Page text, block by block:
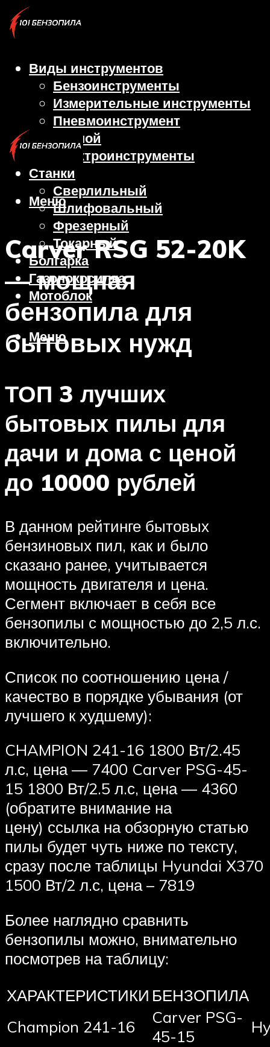
Виды инструментов
Бензоинструменты
Измерительные инструменты
Пневмоинструмент
Ручной
Электроинструменты
Станки
Сверлильный
Шлифовальный
Фрезерный
Токарный
Болгарка
Газонокосилка
Мотоблок
Меню
Меню
Carver RSG 52-20K
— мощная
бензопила для
бытовых нужд
ТОП 3 лучших
бытовых пилы для
дачи и дома с ценой
до 10000 рублей
В данном рейтинге бытовых
бензиновых пил, как и было
сказано ранее, учитывается
мощность двигателя и цена.
Сегмент включает в себя все
бензопилы с мощностью до 2,5 л.с.
включительно.
Список по соотношению цена /
качество в порядке убывания (от
лучшего к худшему):
CHAMPION 241-16 1800 Вт/2.45
л.с, цена — 7400 Carver PSG-45-
15 1800 Вт/2.5 л.с, цена — 4360
(обратите внимание на
цену) ссылка на обзорную статью
пилы будет чуть ниже по тексту,
сразу после таблицы Hyundai Х370
1500 Вт/2 л.с, цена – 7819
Более наглядно сравнить
бензопилы можно, внимательно
посмотрев на таблицу:
ХАРАКТЕРИСТИКИ БЕНЗОПИЛА
Champion 241-16
Carver PSG-
45-15